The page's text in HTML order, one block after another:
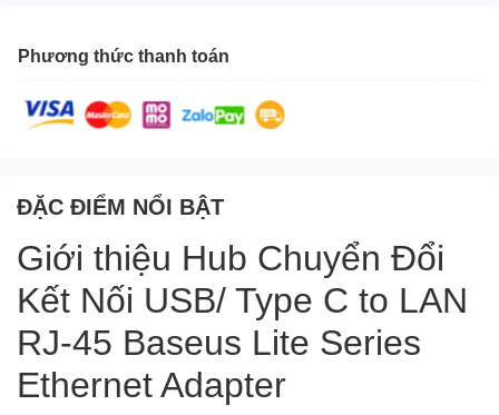
Phương thức thanh toán
ĐẶC ĐIỂM NỔI BẬT
Giới thiệu Hub Chuyển Đổi
Kết Nối USB/ Type C to LAN
RJ-45 Baseus Lite Series
Ethernet Adapter